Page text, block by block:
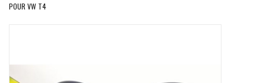
VW T6
VW CRAFTER / MAN TGE
POUR VW T4